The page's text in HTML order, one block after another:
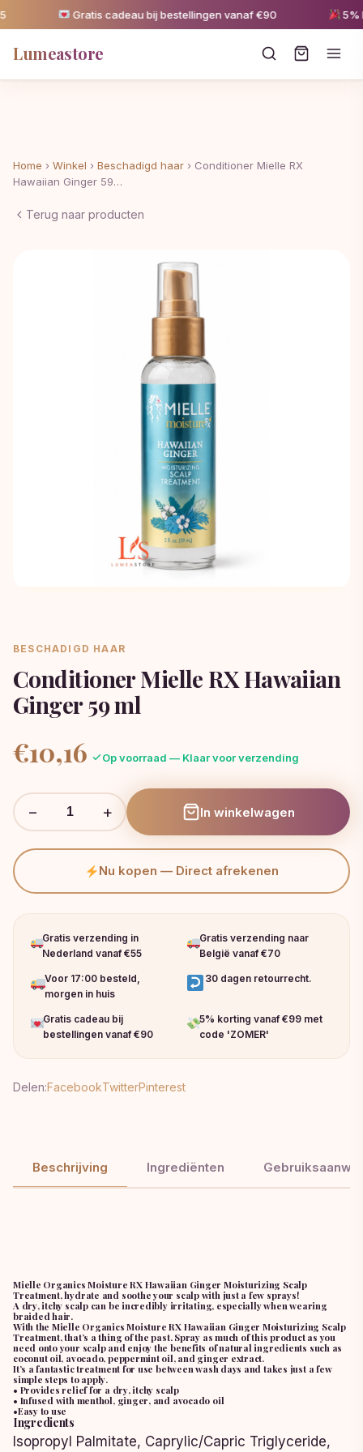
Gratis cadeau bij bestellingen vanaf €90 5%
Lumeastore
Home › Winkel › Beschadigd haar › Conditioner Mielle RX
Hawaiian Ginger 59…
Terug naar producten
BESCHADIGD HAAR
Conditioner Mielle RX Hawaiian
Ginger 59 ml
€10,16 Op voorraad — Klaar voor verzending
− + In winkelwagen
Nu kopen — Direct afrekenen
Gratis verzending in
Nederland vanaf €55
Gratis verzending naar
België vanaf €70
Voor 17:00 besteld,
morgen in huis
30 dagen retourrecht.
Gratis cadeau bij
bestellingen vanaf €90
5% korting vanaf €99 met
code 'ZOMER'
Delen:FacebookTwitterPinterest
Beschrijving Ingrediënten
Mielle Organics Moisture RX Hawaiian Ginger Moisturizing Scalp
Treatment, hydrate and soothe your scalp with just a few sprays!
A dry, itchy scalp can be incredibly irritating, especially when wearing
braided hair.
With the Mielle Organics Moisture RX Hawaiian Ginger Moisturizing Scalp
Treatment, that’s a thing of the past. Spray as much of this product as you
need onto your scalp and enjoy the benefits of natural ingredients such as
coconut oil, avocado, peppermint oil, and ginger extract.
It’s a fantastic treatment for use between wash days and takes just a few
simple steps to apply.
• Provides relief for a dry, itchy scalp
• Infused with menthol, ginger, and avocado oil
•Easy to use
Ingredients
Isopropyl Palmitate, Caprylic/Capric Triglyceride,